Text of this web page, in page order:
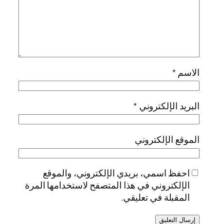
الاسم*
البريد الإلكتروني *
الموقع الإلكتروني
احفظ اسمي، بريدي الإلكتروني، والموقع
الإلكتروني في هذا المتصفح لاستخدامها المرة
المقبلة في تعليقي.